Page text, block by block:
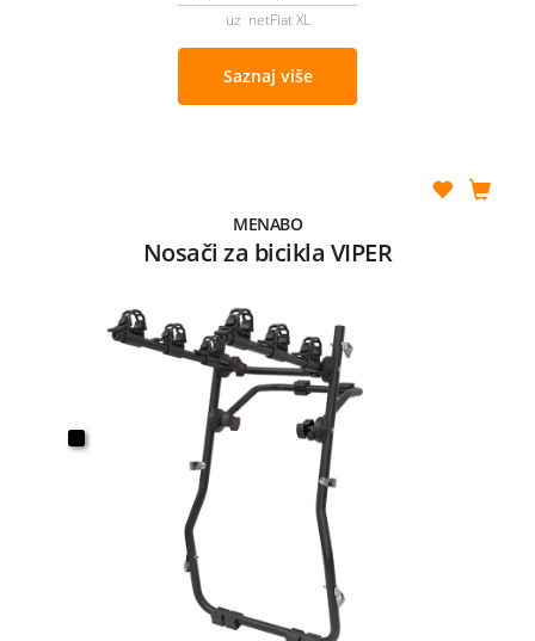
uz netFlat XL
Saznaj više
MENABO
Nosači za bicikla VIPER